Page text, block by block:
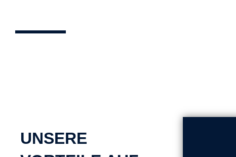
UNSERE